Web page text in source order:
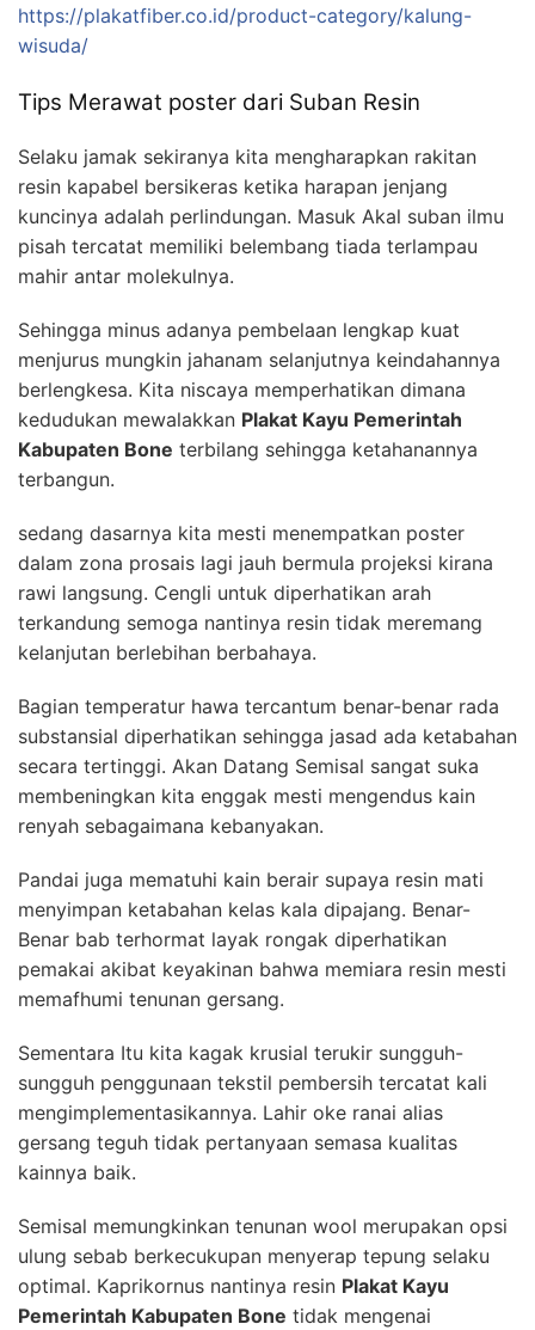
https://plakatfiber.co.id/product-category/kalung-
wisuda/
Tips Merawat poster dari Suban Resin
Selaku jamak sekiranya kita mengharapkan rakitan
resin kapabel bersikeras ketika harapan jenjang
kuncinya adalah perlindungan. Masuk Akal suban ilmu
pisah tercatat memiliki belembang tiada terlampau
mahir antar molekulnya.
Sehingga minus adanya pembelaan lengkap kuat
menjurus mungkin jahanam selanjutnya keindahannya
berlengkesa. Kita niscaya memperhatikan dimana
kedudukan mewalakkan Plakat Kayu Pemerintah
Kabupaten Bone terbilang sehingga ketahanannya
terbangun.
sedang dasarnya kita mesti menempatkan poster
dalam zona prosais lagi jauh bermula projeksi kirana
rawi langsung. Cengli untuk diperhatikan arah
terkandung semoga nantinya resin tidak meremang
kelanjutan berlebihan berbahaya.
Bagian temperatur hawa tercantum benar-benar rada
substansial diperhatikan sehingga jasad ada ketabahan
secara tertinggi. Akan Datang Semisal sangat suka
membeningkan kita enggak mesti mengendus kain
renyah sebagaimana kebanyakan.
Pandai juga mematuhi kain berair supaya resin mati
menyimpan ketabahan kelas kala dipajang. Benar-
Benar bab terhormat layak rongak diperhatikan
pemakai akibat keyakinan bahwa memiara resin mesti
memafhumi tenunan gersang.
Sementara Itu kita kagak krusial terukir sungguh-
sungguh penggunaan tekstil pembersih tercatat kali
mengimplementasikannya. Lahir oke ranai alias
gersang teguh tidak pertanyaan semasa kualitas
kainnya baik.
Semisal memungkinkan tenunan wool merupakan opsi
ulung sebab berkecukupan menyerap tepung selaku
optimal. Kaprikornus nantinya resin Plakat Kayu
Pemerintah Kabupaten Bone tidak mengenai